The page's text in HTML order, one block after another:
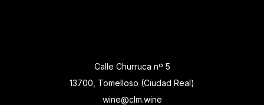
Calle Churruca nº 5
13700, Tomelloso (Ciudad Real)
wine@clm.wine